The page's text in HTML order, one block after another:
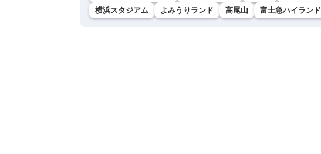
横浜スタジアム
よみうりランド 高尾山 富士急ハイランド